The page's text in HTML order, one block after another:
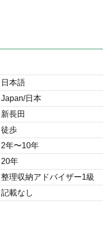
日本語
Japan/日本
新長田
徒歩
2年〜10年
20年
整理収納アドバイザー1級
記載なし